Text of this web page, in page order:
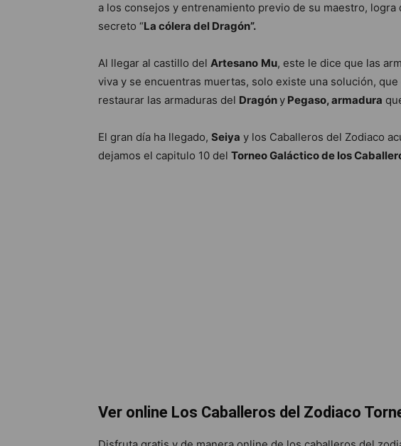
a los consejos y entrenamiento previo de su maestro,
secreto “La cólera del Dragón”.
Al llegar al castillo del Artesano Mu, este le dice que las
viva y se encuentras muertas, solo existe una solución,
restaurar las armaduras del Dragóny Pegaso, armadura
El gran día ha llegado, Seiya y los Caballeros del Zodiaco
dejamos el capitulo 10 del Torneo Galáctico de los
Ver online Los Caballeros del Zodiaco